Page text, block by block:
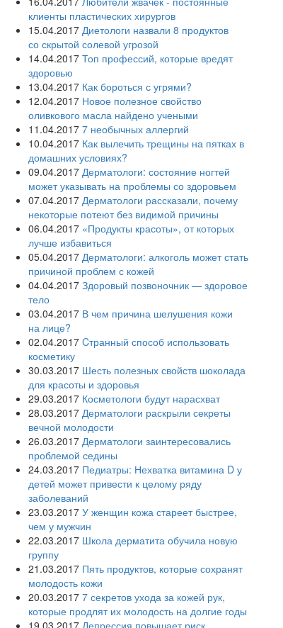
клиенты пластических хирургов
15.04.2017 Диетологи назвали 8 продуктов
со скрытой солевой угрозой
14.04.2017 Топ профессий, которые вредят
здоровью
13.04.2017 Как бороться с угрями?
12.04.2017 Новое полезное свойство
оливкового масла‍ найдено учеными
11.04.2017 7 необычных аллергий
10.04.2017 Как вылечить трещины на пятках в
домашних условиях?
09.04.2017 Дерматологи: состояние ногтей
может указывать на проблемы со здоровьем
07.04.2017 Дерматологи рассказали, почему
некоторые потеют без видимой причины
06.04.2017 «Продукты красоты», от которых
лучше избавиться
05.04.2017 Дерматологи: алкоголь может стать
причиной проблем с кожей
04.04.2017 Здоровый позвоночник — здоровое
тело
03.04.2017 В чем причина шелушения кожи
на лице?
02.04.2017 Cтранный способ использовать
косметику
30.03.2017 Шесть полезных свойств шоколада
для красоты и здоровья
29.03.2017 Косметологи будут нарасхват
28.03.2017 Дерматологи раскрыли секреты
вечной молодости
26.03.2017 Дерматологи заинтересовались
проблемой седины
24.03.2017 Педиатры: Нехватка витамина D у
детей может привести к целому ряду
заболеваний
23.03.2017 У женщин кожа стареет быстрее,
чем у мужчин
22.03.2017 Школа дерматита обучила новую
группу
21.03.2017 Пять продуктов, которые сохранят
молодость кожи
20.03.2017 7 секретов ухода за кожей рук,
которые продлят их молодость на долгие годы
19.03.2017 Депрессия повышает риск